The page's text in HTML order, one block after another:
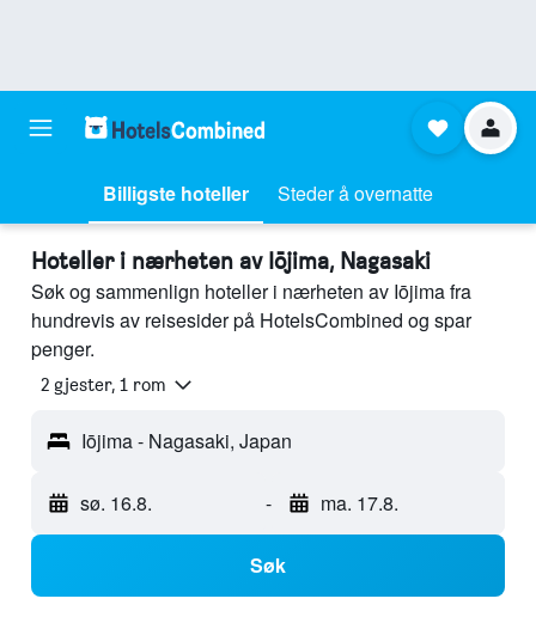
Billigste hoteller Steder å overnatte
Hoteller i nærheten av Iōjima, Nagasaki
Søk og sammenlign hoteller i nærheten av Iōjima fra
hundrevis av reisesider på HotelsCombined og spar
penger.
2 gjester, 1 rom
Iōjima - Nagasaki, Japan
sø. 16.8. - ma. 17.8.
Søk